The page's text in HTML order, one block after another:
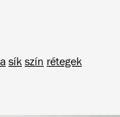
sík szín rétegek